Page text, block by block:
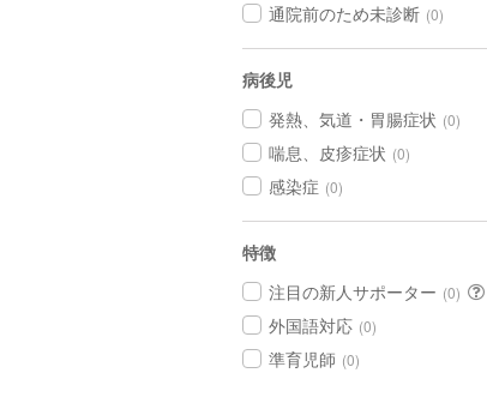
通院前のため未診断 (0)
病後児
発熱、気道・胃腸症状 (0)
喘息、皮疹症状 (0)
感染症 (0)
特徴
注目の新人サポーター (0)
外国語対応 (0)
準育児師 (0)